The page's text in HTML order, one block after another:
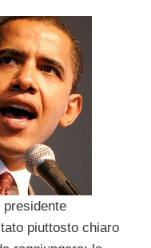
presidente
piuttosto chiaro